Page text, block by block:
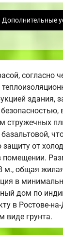
Дополнительные
согласно
здания,
стружечных
защиту от
помещении.
м., общая
в
дом по
в Ростове-
виде грунта.